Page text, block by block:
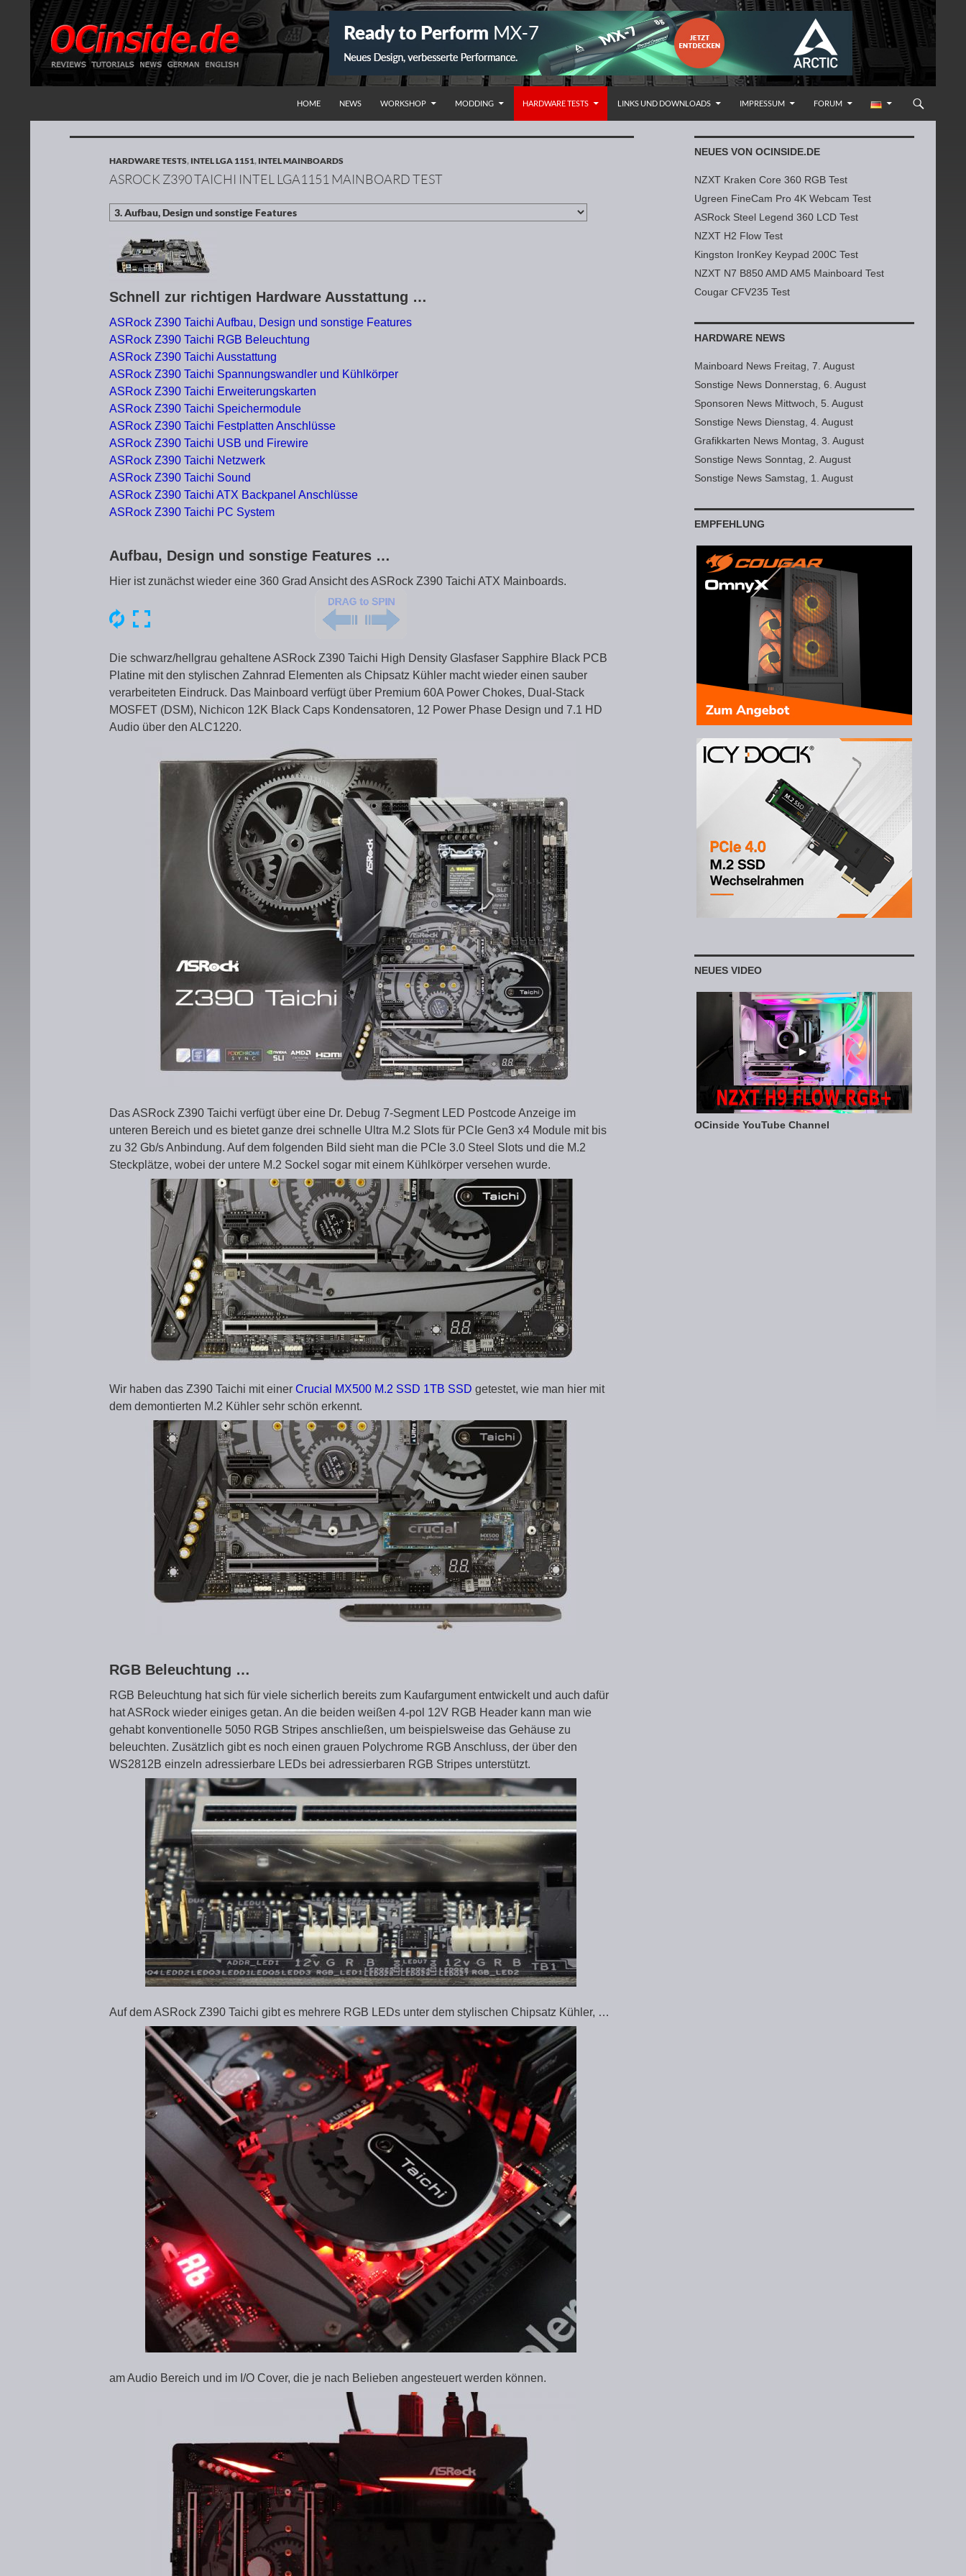
HOME
NEWS WORKSHOP MODDING HARDWARE TESTS LINKS UND DOWNLOADS IMPRESSUM FORUM
HARDWARE TESTS, INTEL LGA 1151, INTEL MAINBOARDS
ASROCK Z390 TAICHI INTEL LGA1151 MAINBOARD TEST
Schnell zur richtigen Hardware Ausstattung …
ASRock Z390 Taichi Aufbau, Design und sonstige Features
ASRock Z390 Taichi RGB Beleuchtung
ASRock Z390 Taichi Ausstattung
ASRock Z390 Taichi Spannungswandler und Kühlkörper
ASRock Z390 Taichi Erweiterungskarten
ASRock Z390 Taichi Speichermodule
ASRock Z390 Taichi Festplatten Anschlüsse
ASRock Z390 Taichi USB und Firewire
ASRock Z390 Taichi Netzwerk
ASRock Z390 Taichi Sound
ASRock Z390 Taichi ATX Backpanel Anschlüsse
ASRock Z390 Taichi PC System
Aufbau, Design und sonstige Features …
Hier ist zunächst wieder eine 360 Grad Ansicht des ASRock Z390 Taichi ATX Mainboards.
Die schwarz/hellgrau gehaltene ASRock Z390 Taichi High Density Glasfaser Sapphire Black PCB
Platine mit den stylischen Zahnrad Elementen als Chipsatz Kühler macht wieder einen sauber
verarbeiteten Eindruck. Das Mainboard verfügt über Premium 60A Power Chokes, Dual-Stack
MOSFET (DSM), Nichicon 12K Black Caps Kondensatoren, 12 Power Phase Design und 7.1 HD
Audio über den ALC1220.
Das ASRock Z390 Taichi verfügt über eine Dr. Debug 7-Segment LED Postcode Anzeige im
unteren Bereich und es bietet ganze drei schnelle Ultra M.2 Slots für PCIe Gen3 x4 Module mit bis
zu 32 Gb/s Anbindung. Auf dem folgenden Bild sieht man die PCIe 3.0 Steel Slots und die M.2
Steckplätze, wobei der untere M.2 Sockel sogar mit einem Kühlkörper versehen wurde.
Wir haben das Z390 Taichi mit einer Crucial MX500 M.2 SSD 1TB SSD getestet, wie man hier mit
dem demontierten M.2 Kühler sehr schön erkennt.
RGB Beleuchtung …
RGB Beleuchtung hat sich für viele sicherlich bereits zum Kaufargument entwickelt und auch dafür
hat ASRock wieder einiges getan. An die beiden weißen 4-pol 12V RGB Header kann man wie
gehabt konventionelle 5050 RGB Stripes anschließen, um beispielsweise das Gehäuse zu
beleuchten. Zusätzlich gibt es noch einen grauen Polychrome RGB Anschluss, der über den
WS2812B einzeln adressierbare LEDs bei adressierbaren RGB Stripes unterstützt.
Auf dem ASRock Z390 Taichi gibt es mehrere RGB LEDs unter dem stylischen Chipsatz Kühler, …
am Audio Bereich und im I/O Cover, die je nach Belieben angesteuert werden können.
NEUES VON OCINSIDE.DE
NZXT Kraken Core 360 RGB Test
Ugreen FineCam Pro 4K Webcam Test
ASRock Steel Legend 360 LCD Test
NZXT H2 Flow Test
Kingston IronKey Keypad 200C Test
NZXT N7 B850 AMD AM5 Mainboard Test
Cougar CFV235 Test
HARDWARE NEWS
Mainboard News Freitag, 7. August
Sonstige News Donnerstag, 6. August
Sponsoren News Mittwoch, 5. August
Sonstige News Dienstag, 4. August
Grafikkarten News Montag, 3. August
Sonstige News Sonntag, 2. August
Sonstige News Samstag, 1. August
EMPFEHLUNG
NEUES VIDEO
OCinside YouTube Channel